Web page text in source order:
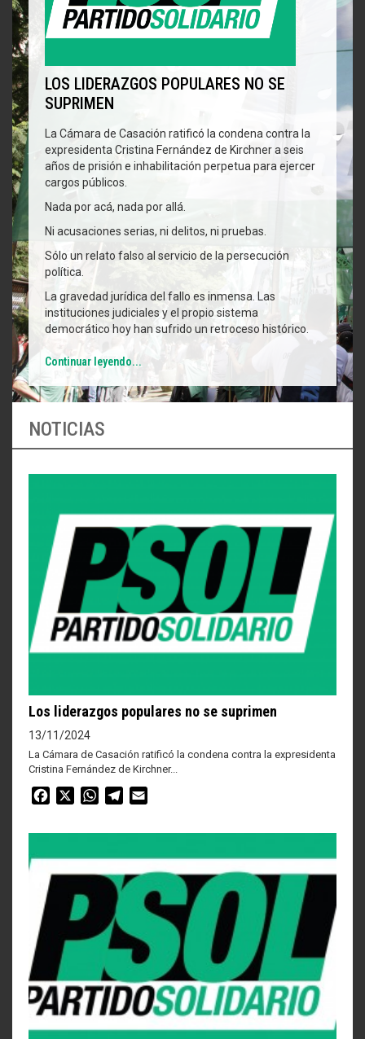
LOS LIDERAZGOS POPULARES NO SE
SUPRIMEN
La Cámara de Casación ratificó la condena contra la
expresidenta Cristina Fernández de Kirchner a seis
años de prisión e inhabilitación perpetua para ejercer
cargos públicos.
Nada por acá, nada por allá.
Ni acusaciones serias, ni delitos, ni pruebas.
Sólo un relato falso al servicio de la persecución
política.
La gravedad jurídica del fallo es inmensa. Las
instituciones judiciales y el propio sistema
democrático hoy han sufrido un retroceso histórico.
Continuar leyendo...
NOTICIAS
Los liderazgos populares no se suprimen
13/11/2024
La Cámara de Casación ratificó la condena contra la expresidenta
Cristina Fernández de Kirchner...
Facebook WhatsAppTelegram